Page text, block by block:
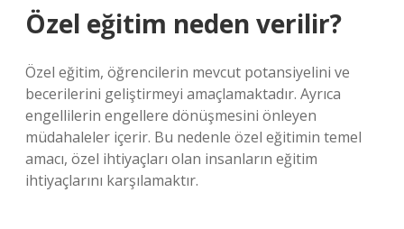
Özel eğitim neden verilir?
Özel eğitim, öğrencilerin mevcut potansiyelini ve
becerilerini geliştirmeyi amaçlamaktadır. Ayrıca
engellilerin engellere dönüşmesini önleyen
müdahaleler içerir. Bu nedenle özel eğitimin temel
amacı, özel ihtiyaçları olan insanların eğitim
ihtiyaçlarını karşılamaktır.